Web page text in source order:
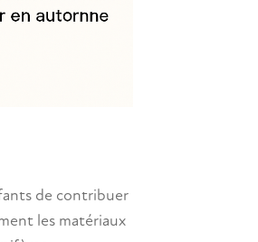
de contribuer
les matériaux